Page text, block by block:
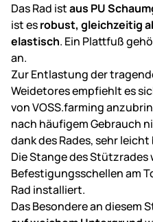
Das Rad istaus PU
ist esrobust, gleichzeitig
elastisch. Ein Plattfuß
an.
Zur Entlastung der
Weidetores empfiehlt es
von VOSS.farming
nach häufigem Gebrauch
dank des Rades, sehr leicht
Die Stange des
Befestigungsschellen am
Rad installiert.
Das Besondere an diesem